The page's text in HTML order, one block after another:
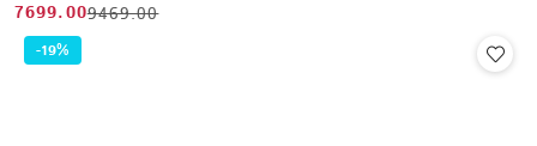
Cena
promocyjna:
7699.00
Cena
przed
9469.00
-19%